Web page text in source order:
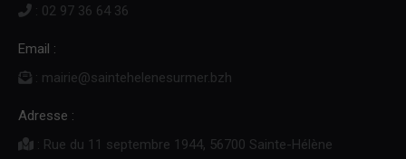
: 02 97 36 64 36
Email :
: mairie@saintehelenesurmer.bzh
Adresse :
: Rue du 11 septembre 1944, 56700 Sainte-Hélène